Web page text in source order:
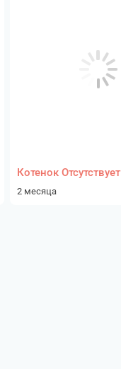
Котенок Отсутствует
2 месяца